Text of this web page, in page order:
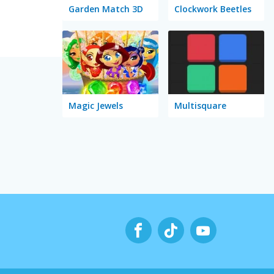
Garden Match 3D Clockwork Beetles
Magic Jewels Multisquare